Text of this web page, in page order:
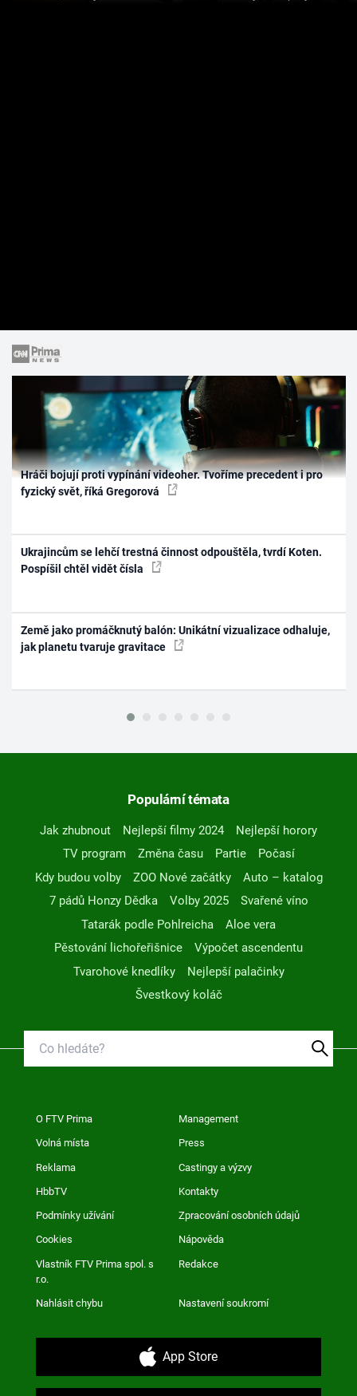
Hráči bojují proti vypínání videoher. Tvoříme precedent i pro
fyzický svět, říká Gregorová
Ukrajincům se lehčí trestná činnost odpouštěla, tvrdí Koten.
Pospíšil chtěl vidět čísla
Země jako promáčknutý balón: Unikátní vizualizace odhaluje,
jak planetu tvaruje gravitace
Populární témata
Jak zhubnout Nejlepší filmy 2024
Nejlepší horory
TV program
Změna času Partie
Počasí
Kdy budou volby
ZOO Nové začátky
Auto – katalog
7 pádů Honzy Dědka
Volby 2025
Svařené víno
Tatarák podle Pohlreicha
Aloe vera
Pěstování lichořeřišnice
Výpočet ascendentu
Tvarohové knedlíky
Nejlepší palačinky
Švestkový koláč
O FTV Prima Management
Volná místa Press
Reklama Castingy a výzvy
HbbTV Kontakty
Podmínky užívání Zpracování osobních údajů
Cookies Nápověda
Vlastník FTV Prima spol. s
r.o.
Redakce
Nahlásit chybu Nastavení soukromí
App Store